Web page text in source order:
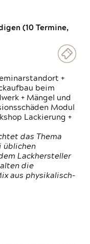
(10 Termine,
+
beim
+ Mängel und
Modul
Lackierung +
das Thema
üblichen
Lackhersteller
die
aus physikalisch-